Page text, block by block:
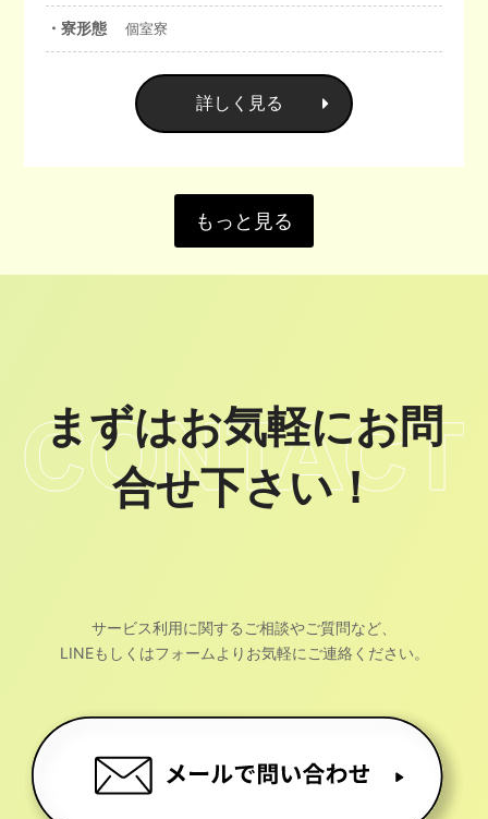
・寮形態 個室寮
詳しく見る
もっと見る
まずはお気軽にお問
合せ下さい！
サービス利用に関するご相談やご質問など、
LINEもしくはフォームよりお気軽にご連絡ください。